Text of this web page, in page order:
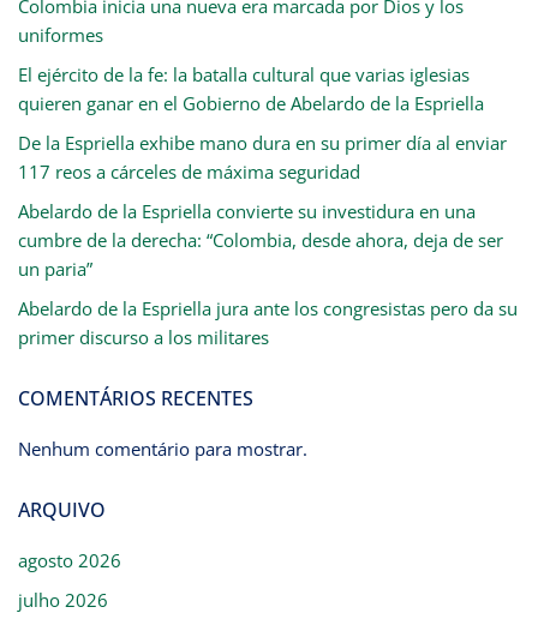
Colombia inicia una nueva era marcada por Dios y los
uniformes
El ejército de la fe: la batalla cultural que varias iglesias
quieren ganar en el Gobierno de Abelardo de la Espriella
De la Espriella exhibe mano dura en su primer día al enviar
117 reos a cárceles de máxima seguridad
Abelardo de la Espriella convierte su investidura en una
cumbre de la derecha: “Colombia, desde ahora, deja de ser
un paria”
Abelardo de la Espriella jura ante los congresistas pero da su
primer discurso a los militares
COMENTÁRIOS RECENTES
Nenhum comentário para mostrar.
ARQUIVO
agosto 2026
julho 2026